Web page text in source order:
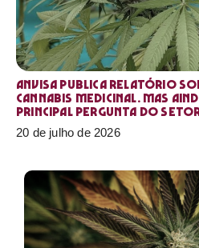
Anvisa publica relatório
Cannabis medicinal. Mas
principal pergunta do
20 de julho de 2026